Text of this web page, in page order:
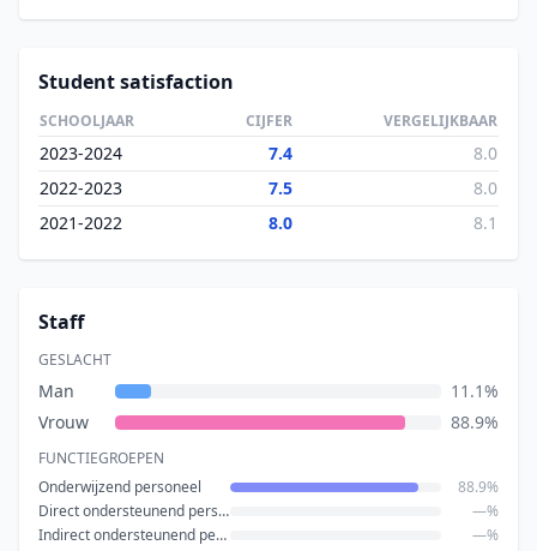
Student satisfaction
SCHOOLJAAR CIJFER VERGELIJKBAAR
2023-2024 7.4
8.0
2022-2023
7.5
8.0
2021-2022
8.0 8.1
Staff
GESLACHT
Man
11.1%
Vrouw
88.9%
FUNCTIEGROEPEN
Onderwijzend personeel
88.9%
Direct ondersteunend personeel
—%
Indirect ondersteunend personeel
—%